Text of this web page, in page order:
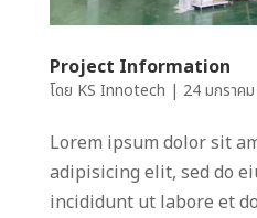
Project Information
โดย KS Innotech | 24 มกราค
Lorem ipsum dolor sit
adipisicing elit, sed do
incididunt ut labore et